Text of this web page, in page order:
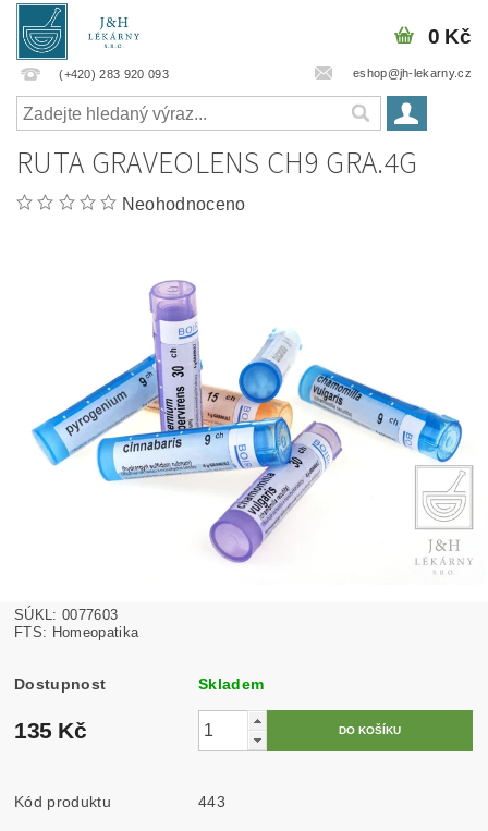
(+420) 283 920 093 eshop@jh-lekarny.cz
0 Kč
RUTA GRAVEOLENS CH9 GRA.4G
Neohodnoceno
SÚKL: 0077603
FTS: Homeopatika
Dostupnost Skladem
135 Kč
Kód produktu 443